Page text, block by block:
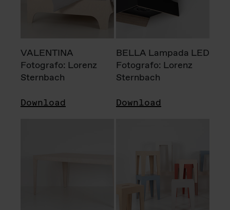
VALENTINA
Fotografo: Lorenz
Sternbach
Download
BELLA Lampada LED
Fotografo: Lorenz
Sternbach
Download